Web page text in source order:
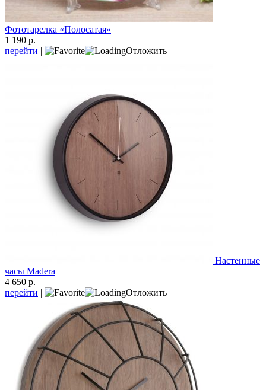
Фототарелка «Полосатая»
1 190 р.
перейти | Отложить
Настенные
часы Madera
4 650 р.
перейти | Отложить